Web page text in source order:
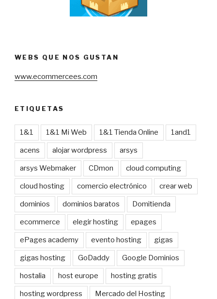
WEBS QUE NOS GUSTAN
www.ecommercees.com
ETIQUETAS
1&1 1&1 Mi Web 1&1 Tienda Online 1and1
acens alojar wordpress arsys
arsys Webmaker CDmon cloud computing
cloud hosting comercio electrónico crear web
dominios dominios baratos Domitienda
ecommerce elegir hosting epages
ePages academy evento hosting gigas
gigas hosting GoDaddy Google Dominios
hostalia host europe hosting gratis
hosting wordpress Mercado del Hosting